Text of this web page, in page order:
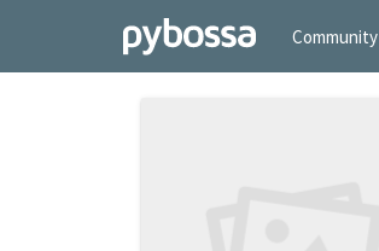
Community